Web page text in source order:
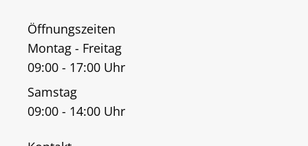
Öffnungszeiten
Montag - Freitag
09:00 - 17:00 Uhr
Samstag
09:00 - 14:00 Uhr